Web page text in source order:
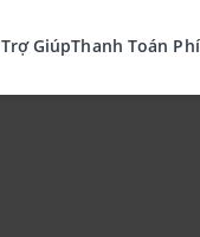
Trợ GiúpThanh Toán